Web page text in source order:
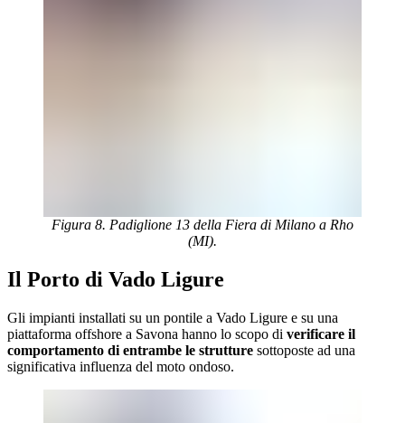
Figura 8. Padiglione 13 della Fiera di Milano a Rho
(MI).
Il Porto di Vado Ligure
Gli impianti installati su un pontile a Vado Ligure e su una
piattaforma offshore a Savona hanno lo scopo di verificare il
comportamento di entrambe le strutture sottoposte ad una
significativa influenza del moto ondoso.